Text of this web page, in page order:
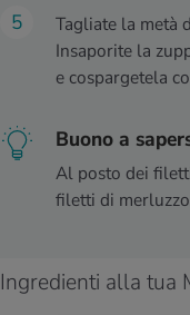
Tagliate la metà
Insaporite la
e cospargetela
Buono a
Al posto dei
filetti di
Ingredienti alla tua